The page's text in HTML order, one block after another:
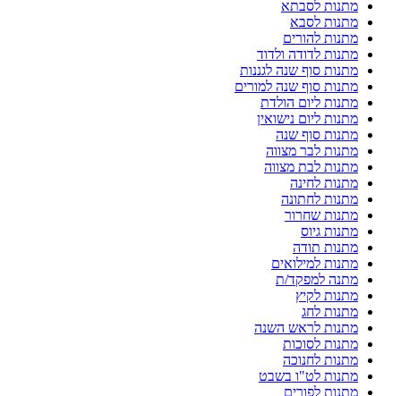
מתנות לסבתא
מתנות לסבא
מתנות להורים
מתנות לדודה ולדוד
מתנות סוף שנה לגננות
מתנות סוף שנה למורים
מתנות ליום הולדת
מתנות ליום נישואין
מתנות סוף שנה
מתנות לבר מצווה
מתנות לבת מצווה
מתנות לחינה
מתנות לחתונה
מתנות שחרור
מתנות גיוס
מתנות תודה
מתנות למילואים
מתנה למפקד/ת
מתנות לקיץ
מתנות לחג
מתנות לראש השנה
מתנות לסוכות
מתנות לחנוכה
מתנות לט"ו בשבט
מתנות לפורים